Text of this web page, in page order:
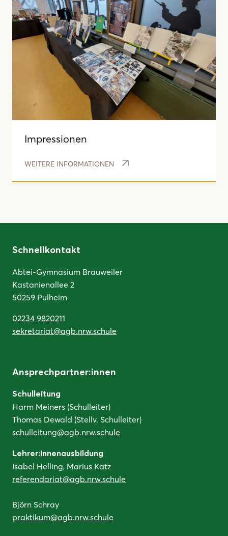
Impressionen
WEITERE INFORMATIONEN
Schnellkontakt
Abtei-Gymnasium Brauweiler
Kastanienallee 2
50259 Pulheim
02234 9820211
sekretariat@agb.nrw.schule
Ansprechpartner:innen
Schulleitung
Harm Meiners (Schulleiter)
Thomas Dewald (Stellv. Schulleiter)
schulleitung@agb.nrw.schule
Lehrer:innenausbildung
Isabel Helling, Marius Katz
referendariat@agb.nrw.schule
Björn Schray
praktikum@agb.nrw.schule